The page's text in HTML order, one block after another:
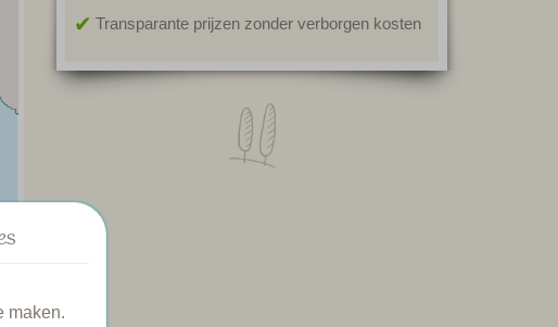
Transparante prijzen zonder verborgen kosten
maken.